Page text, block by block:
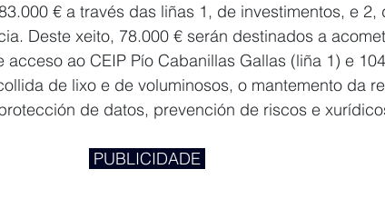
€ a través das liñas 1, de investimentos, e 2,
Deste xeito, 78.000 € serán destinados a
ao CEIP Pío Cabanillas Gallas (liña 1) e
de lixo e de voluminosos, o mantemento da
de datos, prevención de riscos e
PUBLICIDADE